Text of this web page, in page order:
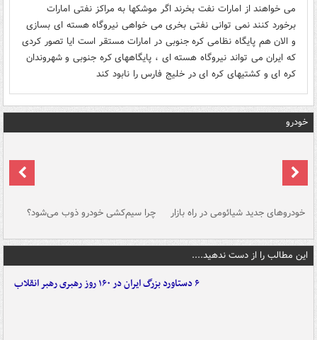
می خواهند از امارات نفت بخرند اگر موشکها به مراکز نفتی امارات
برخورد کنند نمی توانی نفتی بخری می خواهی نیروگاه هسته ای بسازی
و الان هم پایگاه نظامی کره جنوبی در امارات مستقر است ایا تصور کردی
که ایران می تواند نیروگاه هسته ای ، پایگاههای کره جنوبی و شهروندان
کره ای و کشتیهای کره ای در خلیج فارس را نابود کند
خودرو
خودروهای جدید شیائومی در راه بازار چرا سیم‌کشی خودرو ذوب می‌شود؟
این مطالب را از دست ندهید....
۶ دستاورد بزرگ ایران در ۱۶۰ روز رهبری رهبر انقلاب